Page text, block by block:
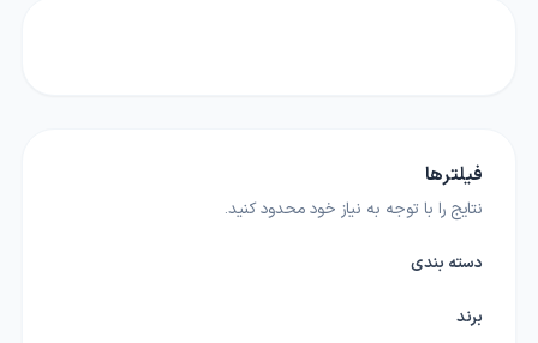
فیلترها
نتایج را با توجه به نیاز خود محدود کنید.
دسته بندی
برند